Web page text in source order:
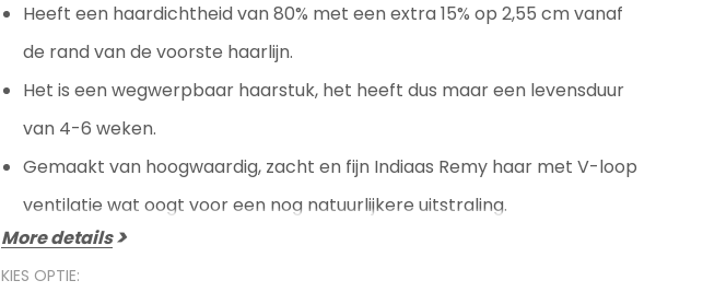
Heeft een haardichtheid van 80% met een extra 15% op 2,55 cm vanaf
de rand van de voorste haarlijn.
Het is een wegwerpbaar haarstuk, het heeft dus maar een levensduur
van 4-6 weken.
Gemaakt van hoogwaardig, zacht en fijn Indiaas Remy haar met V-loop
ventilatie wat oogt voor een nog natuurlijkere uitstraling.
More details
KIES OPTIE: